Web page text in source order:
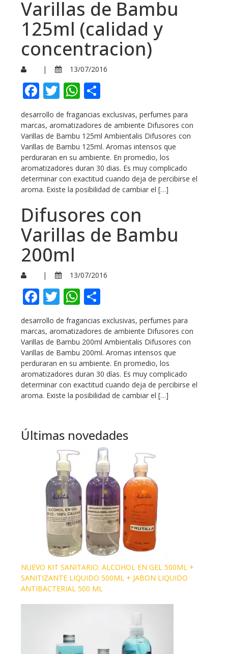
Varillas de Bambu
125ml (calidad y
concentracion)
| 13/07/2016
Facebook
TwitterWhatsApp
desarrollo de fragancias exclusivas, perfumes para
marcas, aromatizadores de ambiente Difusores con
Varillas de Bambu 125ml Ambientalis Difusores con
Varillas de Bambu 125ml. Aromas intensos que
perduraran en su ambiente. En promedio, los
aromatizadores duran 30 dias. Es muy complicado
determinar con exactitud cuando deja de percibirse el
aroma. Existe la posibilidad de cambiar el […]
Difusores con
Varillas de Bambu
200ml
| 13/07/2016
Facebook
TwitterWhatsApp
desarrollo de fragancias exclusivas, perfumes para
marcas, aromatizadores de ambiente Difusores con
Varillas de Bambu 200ml Ambientalis Difusores con
Varillas de Bambu 200ml. Aromas intensos que
perduraran en su ambiente. En promedio, los
aromatizadores duran 30 días. Es muy complicado
determinar con exactitud cuando deja de percibirse el
aroma. Existe la posibilidad de cambiar el […]
Últimas novedades
NUEVO KIT SANITARIO: ALCOHOL EN GEL 500ML +
SANITIZANTE LIQUIDO 500ML + JABON LIQUIDO
ANTIBACTERIAL 500 ML